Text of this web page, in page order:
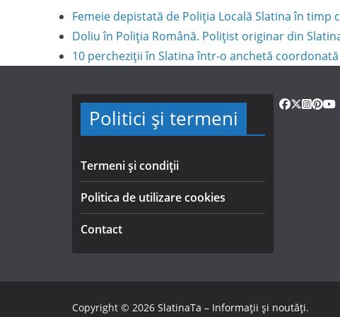
Femeie depistată de Poliția Locală Slatina în
Doliu în Poliția Română. Polițist originar din
10 percheziții în Slatina într-o anchetă coordonată
Politici și termeni
Termeni și condiții
Politica de utilizare cookies
Contact
Copyright © 2026 SlatinaTa – Informații și noutăți.